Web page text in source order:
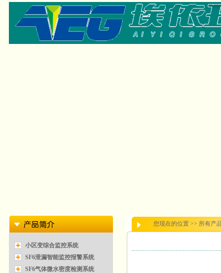
小区变综合监控系统
SF6泄漏智能监控报警系统
SF6气体微水密度检测系统
您现在的位置 >> 所有产